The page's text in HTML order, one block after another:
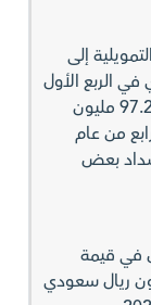
إلى
في الربع الأول
من عام 2026، مقارنةً بـ 97.2 مليون
من عام
سداد بعض
في قيمة
120.0 مليون ريال سعودي